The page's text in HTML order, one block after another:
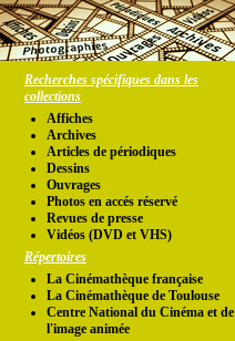
Recherches spécifiques dans les
collections
Affiches
Archives
Articles de périodiques
Dessins
Ouvrages
Photos en accés réservé
Revues de presse
Vidéos (DVD et VHS)
Répertoires
La Cinémathèque française
La Cinémathèque de Toulouse
Centre National du Cinéma et de
l'image animée